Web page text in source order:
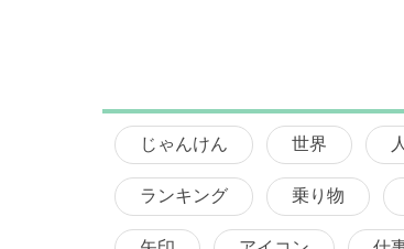
じゃんけん 世界
ランキング 乗り物